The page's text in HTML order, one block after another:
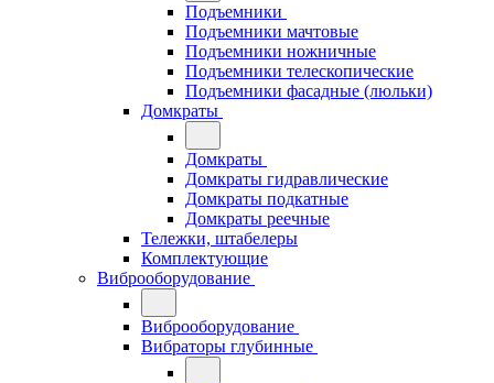
Подъемники
Подъемники мачтовые
Подъемники ножничные
Подъемники телескопические
Подъемники фасадные (люльки)
Домкраты
Домкраты
Домкраты гидравлические
Домкраты подкатные
Домкраты реечные
Тележки, штабелеры
Комплектующие
Виброоборудование
Виброоборудование
Вибраторы глубинные